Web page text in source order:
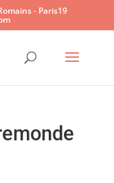
Ouvrir
- Paris19